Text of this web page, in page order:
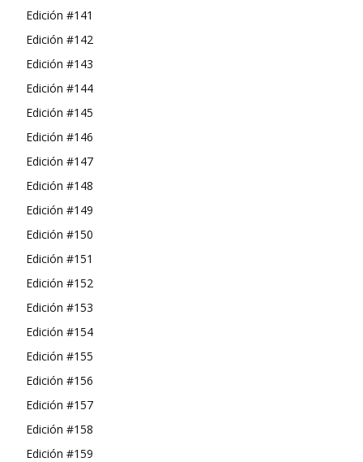
Edición #141
Edición #142
Edición #143
Edición #144
Edición #145
Edición #146
Edición #147
Edición #148
Edición #149
Edición #150
Edición #151
Edición #152
Edición #153
Edición #154
Edición #155
Edición #156
Edición #157
Edición #158
Edición #159